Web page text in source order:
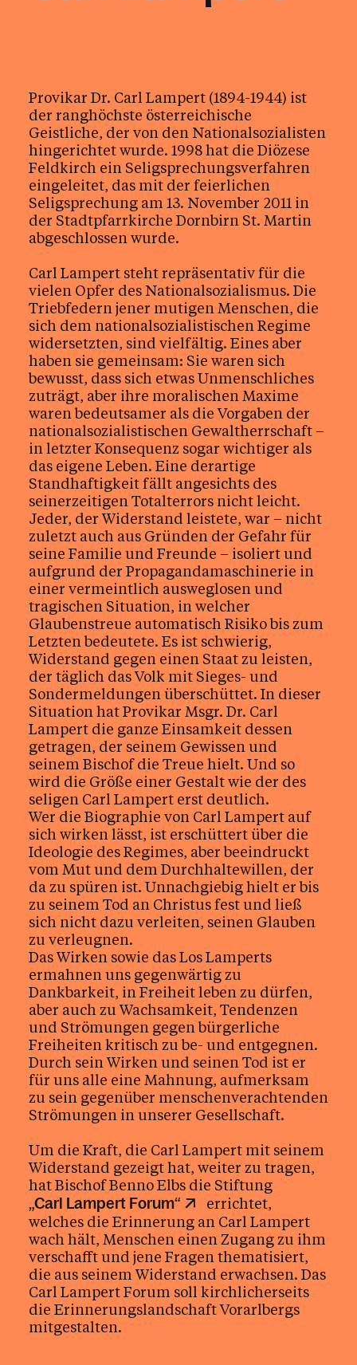
Das Kirchenjahr im Überblick Aktionen
Kirche & Ich
Aktuelles
Kalender
Provikar Dr. Carl Lampert (1894-1944) ist
der ranghöchste österreichische
Geistliche, der von den Nationalsozialisten
hingerichtet wurde. 1998 hat die Diözese
Feldkirch ein Seligsprechungsverfahren
eingeleitet, das mit der feierlichen
Seligsprechung am 13. November 2011 in
der Stadtpfarrkirche Dornbirn St. Martin
abgeschlossen wurde.
Carl Lampert steht repräsentativ für die
vielen Opfer des Nationalsozialismus. Die
Triebfedern jener mutigen Menschen, die
sich dem nationalsozialistischen Regime
widersetzten, sind vielfältig. Eines aber
haben sie gemeinsam: Sie waren sich
bewusst, dass sich etwas Unmenschliches
zuträgt, aber ihre moralischen Maxime
waren bedeutsamer als die Vorgaben der
nationalsozialistischen Gewaltherrschaft –
in letzter Konsequenz sogar wichtiger als
das eigene Leben. Eine derartige
Standhaftigkeit fällt angesichts des
seinerzeitigen Totalterrors nicht leicht.
Jeder, der Widerstand leistete, war – nicht
zuletzt auch aus Gründen der Gefahr für
seine Familie und Freunde – isoliert und
aufgrund der Propagandamaschinerie in
einer vermeintlich ausweglosen und
tragischen Situation, in welcher
Glaubenstreue automatisch Risiko bis zum
Letzten bedeutete. Es ist schwierig,
Widerstand gegen einen Staat zu leisten,
der täglich das Volk mit Sieges- und
Sondermeldungen überschüttet. In dieser
Situation hat Provikar Msgr. Dr. Carl
Lampert die ganze Einsamkeit dessen
getragen, der seinem Gewissen und
seinem Bischof die Treue hielt. Und so
wird die Größe einer Gestalt wie der des
seligen Carl Lampert erst deutlich.
Wer die Biographie von Carl Lampert auf
sich wirken lässt, ist erschüttert über die
Ideologie des Regimes, aber beeindruckt
vom Mut und dem Durchhaltewillen, der
da zu spüren ist. Unnachgiebig hielt er bis
zu seinem Tod an Christus fest und ließ
sich nicht dazu verleiten, seinen Glauben
zu verleugnen.
Das Wirken sowie das Los Lamperts
ermahnen uns gegenwärtig zu
Dankbarkeit, in Freiheit leben zu dürfen,
aber auch zu Wachsamkeit, Tendenzen
und Strömungen gegen bürgerliche
Freiheiten kritisch zu be- und entgegnen.
Durch sein Wirken und seinen Tod ist er
für uns alle eine Mahnung, aufmerksam
zu sein gegenüber menschenverachtenden
Strömungen in unserer Gesellschaft.
Um die Kraft, die Carl Lampert mit seinem
Widerstand gezeigt hat, weiter zu tragen,
hat Bischof Benno Elbs die Stiftung
„Carl Lampert Forum“
errichtet,
welches die Erinnerung an Carl Lampert
wach hält, Menschen einen Zugang zu ihm
verschafft und jene Fragen thematisiert,
die aus seinem Widerstand erwachsen. Das
Carl Lampert Forum soll kirchlicherseits
die Erinnerungslandschaft Vorarlbergs
mitgestalten.